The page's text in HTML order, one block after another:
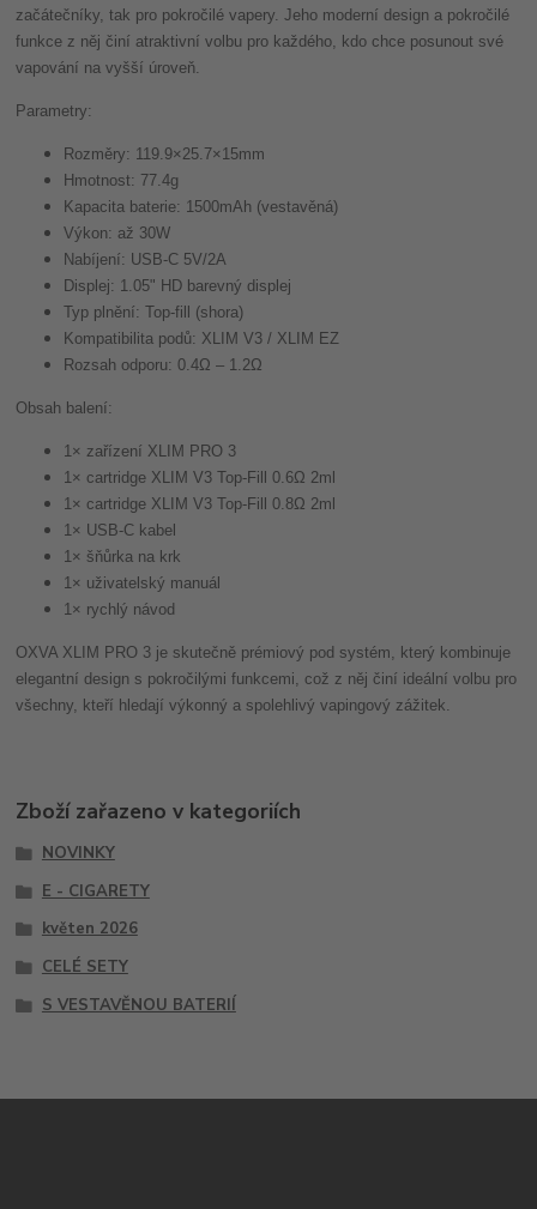
začátečníky, tak pro pokročilé vapery. Jeho moderní design a pokročilé
funkce z něj činí atraktivní volbu pro každého, kdo chce posunout své
vapování na vyšší úroveň.
Parametry:
Rozměry: 119.9×25.7×15mm
Hmotnost: 77.4g
Kapacita baterie: 1500mAh (vestavěná)
Výkon: až 30W
Nabíjení: USB-C 5V/2A
Displej: 1.05" HD barevný displej
Typ plnění: Top-fill (shora)
Kompatibilita podů: XLIM V3 / XLIM EZ
Rozsah odporu: 0.4Ω – 1.2Ω
Obsah balení:
1× zařízení XLIM PRO 3
1× cartridge XLIM V3 Top-Fill 0.6Ω 2ml
1× cartridge XLIM V3 Top-Fill 0.8Ω 2ml
1× USB-C kabel
1× šňůrka na krk
1× uživatelský manuál
1× rychlý návod
OXVA XLIM PRO 3 je skutečně prémiový pod systém, který kombinuje
elegantní design s pokročilými funkcemi, což z něj činí ideální volbu pro
všechny, kteří hledají výkonný a spolehlivý vapingový zážitek.
Zboží zařazeno v kategoriích
NOVINKY
E - CIGARETY
květen 2026
CELÉ SETY
S VESTAVĚNOU BATERIÍ